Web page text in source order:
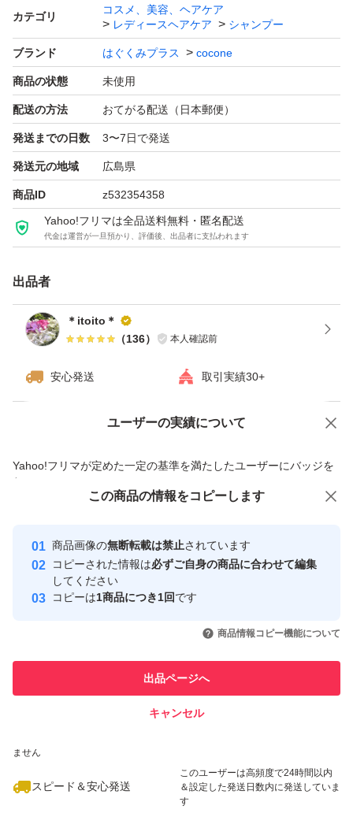
カテゴリ
コスメ、美容、ヘアケア
レディースヘアケア
シャンプー
ブランド はぐくみプラス cocone
商品の状態 未使用
配送の方法 おてがる配送（日本郵便）
発送までの日数 3〜7日で発送
発送元の地域 広島県
商品ID z532354358
Yahoo!フリマは全品送料無料・匿名配送
代金は運営が一旦預かり、評価後、出品者に支払われます
出品者
＊itoito＊
（136） 本人確認前
安心発送 取引実績30+
ユーザーの実績について
Yahoo!フリマが定めた一定の基準を満たしたユーザーにバッジを
付与しています
安心取引出品者
心・安全なユーザーです
取引実績
引を完了させた実績があります
での取引実績があります
ません
スピード＆安心発送
このユーザーは高頻度で24時間以内
＆設定した発送日数内に発送していま
す
価格の相談 商品への質問
この商品の情報をコピーします
商品画像の無断転載は禁止されています
コピーされた情報は必ずご自身の商品に合わせて編集
してください
コピーは1商品につき1回です
商品情報コピー機能について
出品ページへ
キャンセル
この商品をみている人にオススメ